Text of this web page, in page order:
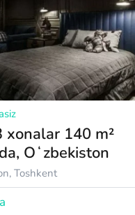
xonalar 140 m²
Oʻzbekiston
Toshkent